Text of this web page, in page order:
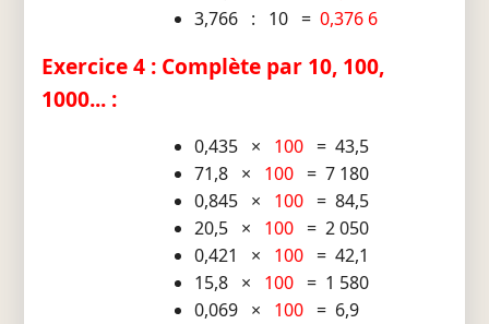
3,766 : 10 =0,376 6
Exercice 4 : Complète par 10, 100,
1000... :
0,435 × 100= 43,5
71,8 × 100= 7 180
0,845 × 100= 84,5
20,5 × 100= 2 050
0,421 × 100= 42,1
15,8 × 100= 1 580
0,069 × 100= 6,9